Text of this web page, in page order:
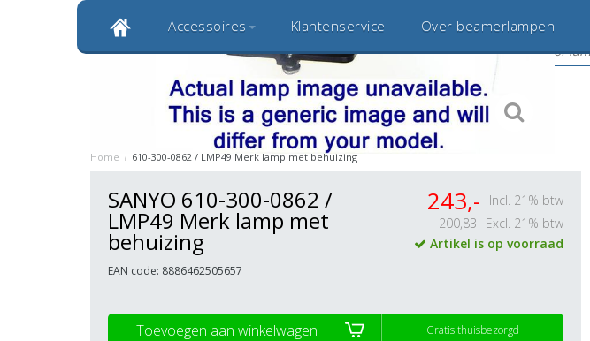
Klantbeoordeling 9,0
Bekijk alle 1000+ reviews
Accessoires Klantenservice Over beamerlampen
Originele kwaliteitsproducten 20 jaar betrouwbaar en ervaren
Home / 610-300-0862 / LMP49 Merk lamp met behuizing
SANYO 610-300-0862 /
LMP49 Merk lamp met
behuizing
EAN code: 8886462505657
243,-
Incl. 21% btw
200,83
Excl. 21% btw
Artikel is op voorraad
Toevoegen aan winkelwagen Gratis thuisbezorgd